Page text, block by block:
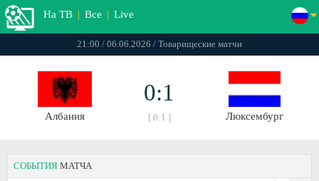
На ТВ | Все | Live
21:00 / 06.06.2026 / Товарищеские матчи
Албания
0:1
[ 0:1 ] Люксембург
СОБЫТИЯ МАТЧА